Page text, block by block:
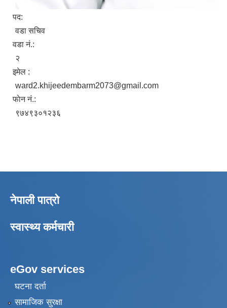
पद:
वडा सचिव
वडा नं.:
२
इमेल :
ward2.khijeedembarm2073@gmail.com
फाेन नं.:
९७४९३०१२३६
नेपाली पात्रो
स्वास्थ्य कर्मचारी
eGov services
घटना दर्ता
सामाजिक सुरक्षा